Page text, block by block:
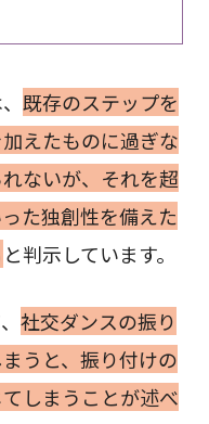
既存のステップを
えたものに過ぎな
ないが、それを超
た独創性を備えた
と判示しています。
社交ダンスの振り
うと、振り付けの
しまうことが述べ